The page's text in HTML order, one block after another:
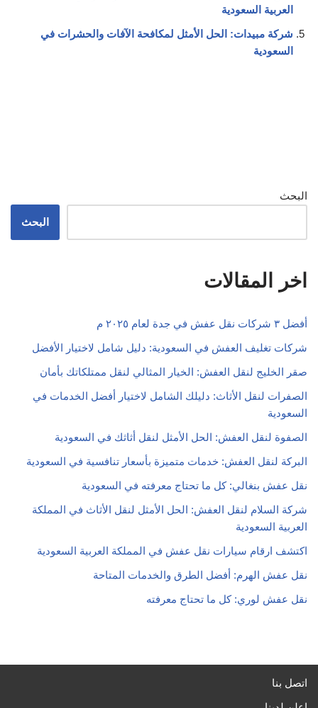
العربية السعودية
شركة مبيدات: الحل الأمثل لمكافحة الآفات والحشرات في
السعودية
البحث
البحث
اخر المقالات
أفضل ٣ شركات نقل عفش في جدة لعام ٢٠٢٥ م
شركات تغليف العفش في السعودية: دليل شامل لاختيار الأفضل
صقر الخليج لنقل العفش: الخيار المثالي لنقل ممتلكاتك بأمان
الصفرات لنقل الأثاث: دليلك الشامل لاختيار أفضل الخدمات في
السعودية
الصفوة لنقل العفش: الحل الأمثل لنقل أثاثك في السعودية
البركة لنقل العفش: خدمات متميزة بأسعار تنافسية في السعودية
نقل عفش بنغالي: كل ما تحتاج معرفته في السعودية
شركة السلام لنقل العفش: الحل الأمثل لنقل الأثاث في المملكة
العربية السعودية
اكتشف ارقام سيارات نقل عفش في المملكة العربية السعودية
نقل عفش الهرم: أفضل الطرق والخدمات المتاحة
نقل عفش لوري: كل ما تحتاج معرفته
اتصل بنا